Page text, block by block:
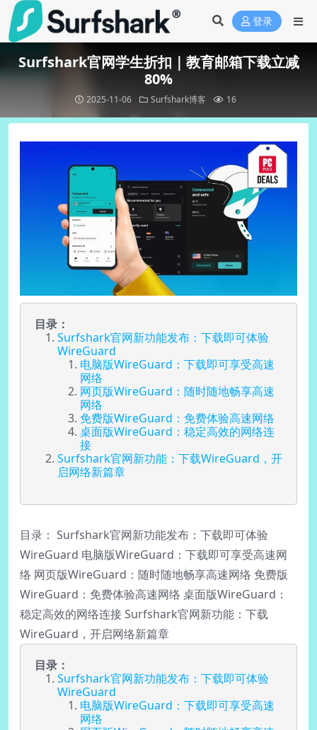
登录
Surfshark官网学生折扣｜教育邮箱下载立减
80%
2025-11-06 Surfshark博客 16
目录：
Surfshark官网新功能发布：下载即可体验
WireGuard
电脑版WireGuard：下载即可享受高速
网络
网页版WireGuard：随时随地畅享高速
网络
免费版WireGuard：免费体验高速网络
桌面版WireGuard：稳定高效的网络连
接
Surfshark官网新功能：下载WireGuard，开
启网络新篇章
目录： Surfshark官网新功能发布：下载即可体验
WireGuard 电脑版WireGuard：下载即可享受高速网
络 网页版WireGuard：随时随地畅享高速网络 免费版
WireGuard：免费体验高速网络 桌面版WireGuard：
稳定高效的网络连接 Surfshark官网新功能：下载
WireGuard，开启网络新篇章
目录：
Surfshark官网新功能发布：下载即可体验
WireGuard
电脑版WireGuard：下载即可享受高速
网络